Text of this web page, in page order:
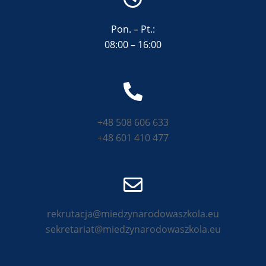
Pon. – Pt.:
08:00 – 16:00
+48 508 606 633
+48 601 410 477
rekrutacja@miedzynarodowaszkola.eu
sekretariat@miedzynarodowaszkola.eu